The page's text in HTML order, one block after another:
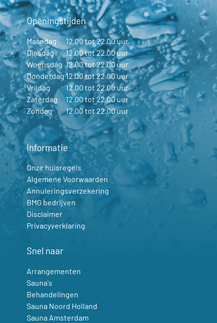
Openingstijden
Maandag
12.00 tot 22.00 uur
Dinsdag
12.00 tot 22.00 uur
Woensdag 12.00 tot 22.00 uur
Donderdag12.00 tot 22.00 uur
Vrijdag
12.00 tot 22.00 uur
Zaterdag
12.00 tot 22.00 uur
Zondag
12.00 tot 22.00 uur
Informatie
Onze huisregels
Algemene Voorwaarden
Annuleringsverzekering
BMG bedrijven
Disclaimer
Privacyverklaring
Snel naar
Arrangementen
Sauna's
Behandelingen
Sauna Noord Holland
Sauna Amsterdam